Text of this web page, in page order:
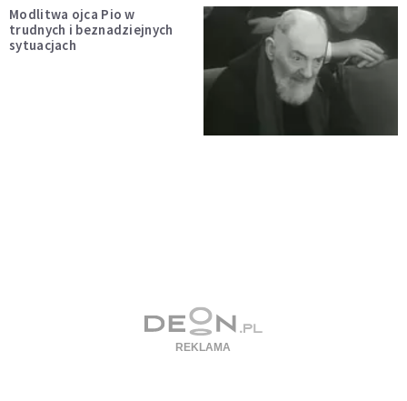
Modlitwa ojca Pio w
trudnych i beznadziejnych
sytuacjach